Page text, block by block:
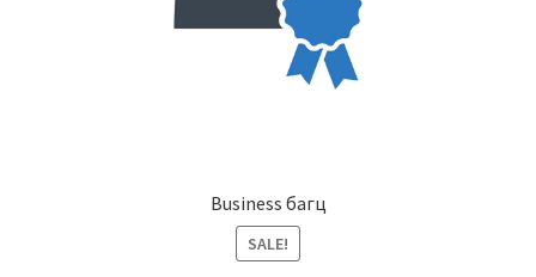
Business багц
SALE!